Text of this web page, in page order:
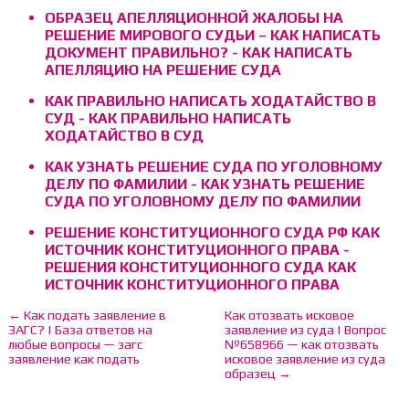
ОБРАЗЕЦ АПЕЛЛЯЦИОННОЙ ЖАЛОБЫ НА
РЕШЕНИЕ МИРОВОГО СУДЬИ – КАК НАПИСАТЬ
ДОКУМЕНТ ПРАВИЛЬНО? - КАК НАПИСАТЬ
АПЕЛЛЯЦИЮ НА РЕШЕНИЕ СУДА
КАК ПРАВИЛЬНО НАПИСАТЬ ХОДАТАЙСТВО В
СУД - КАК ПРАВИЛЬНО НАПИСАТЬ
ХОДАТАЙСТВО В СУД
КАК УЗНАТЬ РЕШЕНИЕ СУДА ПО УГОЛОВНОМУ
ДЕЛУ ПО ФАМИЛИИ - КАК УЗНАТЬ РЕШЕНИЕ
СУДА ПО УГОЛОВНОМУ ДЕЛУ ПО ФАМИЛИИ
РЕШЕНИЕ КОНСТИТУЦИОННОГО СУДА РФ КАК
ИСТОЧНИК КОНСТИТУЦИОННОГО ПРАВА -
РЕШЕНИЯ КОНСТИТУЦИОННОГО СУДА КАК
ИСТОЧНИК КОНСТИТУЦИОННОГО ПРАВА
← Как подать заявление в
ЗАГС? | База ответов на
любые вопросы — загс
заявление как подать
Как отозвать исковое
заявление из суда | Вопрос
№658966 — как отозвать
исковое заявление из суда
образец →